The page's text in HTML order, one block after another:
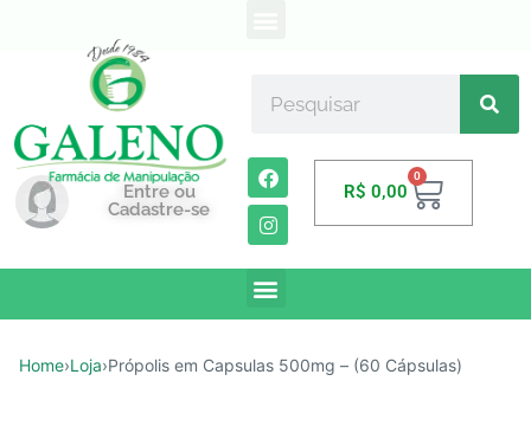
Entre ou
Cadastre-se
R$ 0,00
0
Home›Loja›Própolis em Capsulas 500mg – (60 Cápsulas)